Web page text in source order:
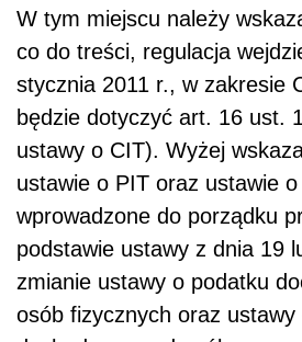
W tym miejscu należy
co do treści, regulacja
stycznia 2011 r., w zakresie
będzie dotyczyć art. 16 ust.
ustawy o CIT). Wyżej
ustawie o PIT oraz ustawie o
wprowadzone do porządku
podstawie ustawy z dnia 19
zmianie ustawy o podatku
osób fizycznych oraz ustawy